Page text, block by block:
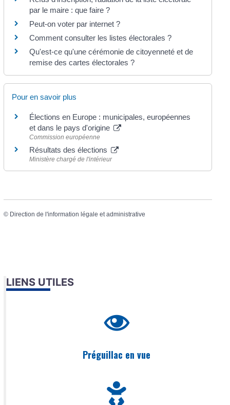
par le maire : que faire ?
Peut-on voter par internet ?
Comment consulter les listes électorales ?
Qu'est-ce qu'une cérémonie de citoyenneté et de
remise des cartes électorales ?
Pour en savoir plus
Élections en Europe : municipales, européennes
et dans le pays d'origine
Commission européenne
Résultats des élections
Ministère chargé de l'intérieur
© Direction de l'information légale et administrative
LIENS UTILES
Préguillac en vue